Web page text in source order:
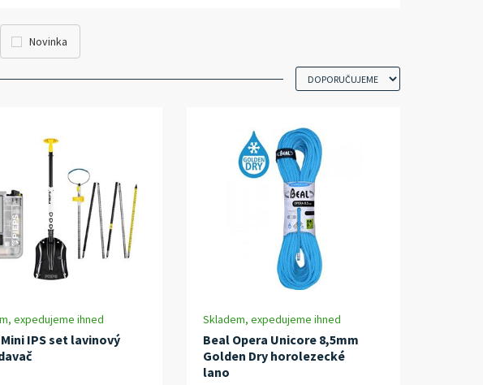
Novinka
expedujeme ihned
IPS set lavinový
Skladem, expedujeme ihned
Beal Opera Unicore 8,5mm
Golden Dry horolezecké
lano